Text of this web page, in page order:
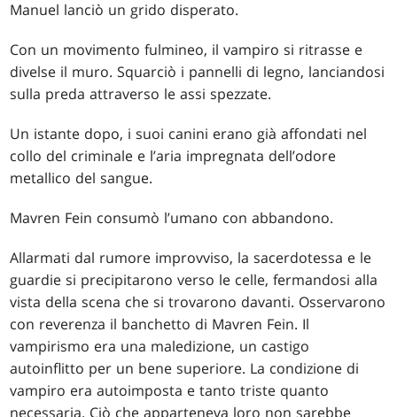
Manuel lanciò un grido disperato.
Con un movimento fulmineo, il vampiro si ritrasse e
divelse il muro. Squarciò i pannelli di legno, lanciandosi
sulla preda attraverso le assi spezzate.
Un istante dopo, i suoi canini erano già affondati nel
collo del criminale e l’aria impregnata dell’odore
metallico del sangue.
Mavren Fein consumò l’umano con abbandono.
Allarmati dal rumore improvviso, la sacerdotessa e le
guardie si precipitarono verso le celle, fermandosi alla
vista della scena che si trovarono davanti. Osservarono
con reverenza il banchetto di Mavren Fein. Il
vampirismo era una maledizione, un castigo
autoinflitto per un bene superiore. La condizione di
vampiro era autoimposta e tanto triste quanto
necessaria. Ciò che apparteneva loro non sarebbe